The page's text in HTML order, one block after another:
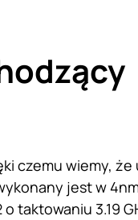
czemu wiemy,
jest w
taktowaniu 3.19